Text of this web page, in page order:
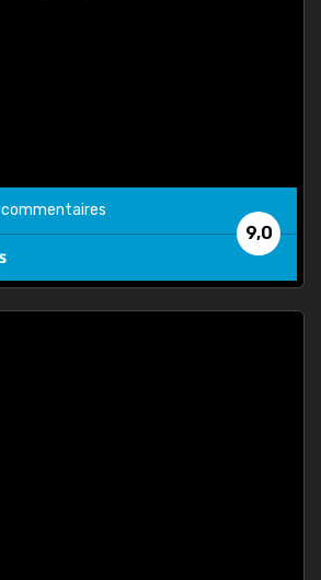
9,0
commentaires